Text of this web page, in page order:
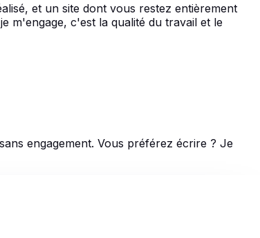
et un site dont vous restez entièrement
m'engage, c'est la qualité du travail et le
engagement. Vous préférez écrire ? Je